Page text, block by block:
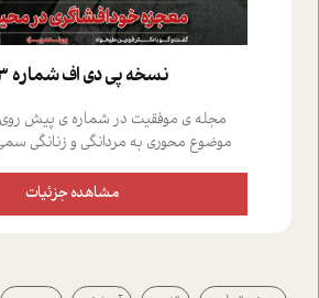
نسخه پي دي اف شماره 453
مجله ی موفقیت در شماره ی پیش روی
موضوع محوری به مردانگی و زنانگی
علیخواه، جامعه شناس در بخش های
از دریچه های گوناگون به این موضوع
پیرامون آن آشنا می کند.در بخش دو فنجان
مشاهده جزئیات